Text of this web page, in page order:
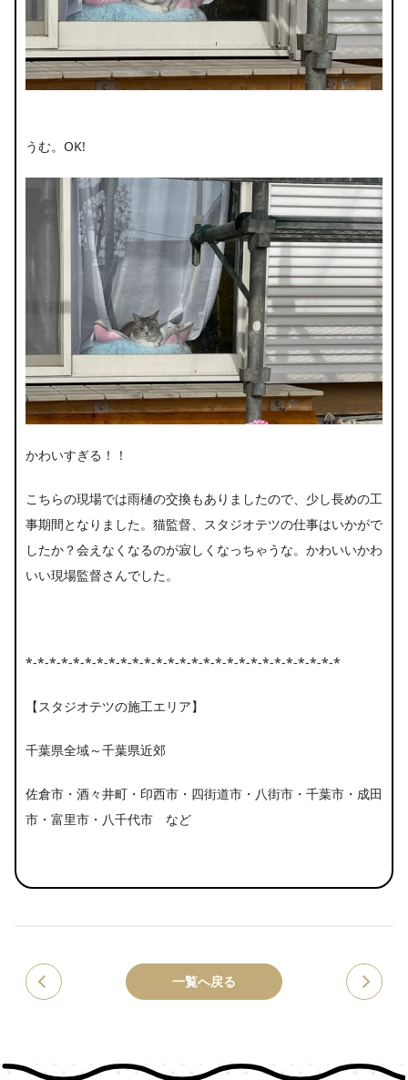
うむ。OK!
かわいすぎる！！
こちらの現場では雨樋の交換もありましたので、少し長めの工
事期間となりました。猫監督、スタジオテツの仕事はいかがで
したか？会えなくなるのが寂しくなっちゃうな。かわいいかわ
いい現場監督さんでした。
*-*-*-*-*-*-*-*-*-*-*-*-*-*-*-*-*-*-*-*-*-*-*-*-*-*-*
【スタジオテツの施工エリア】
千葉県全域～千葉県近郊
佐倉市・酒々井町・印西市・四街道市・八街市・千葉市・成田
市・富里市・八千代市 など
一覧へ戻る